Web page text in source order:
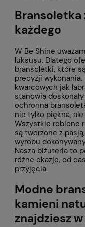
Bransoletka
każdego
W Be Shine
luksusu. Dlatego
bransoletki, które
precyzji
kwarcowych jak
stanowią
ochronna
nie tylko piękna, ale
Wszystkie robione
są tworzone z
wyrobu
Nasza biżuteria to
różne okazje, od
przyjęcia.
Modne
kamieni
znajdziesz